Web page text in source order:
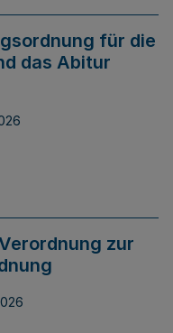
für die
das Abitur
zur